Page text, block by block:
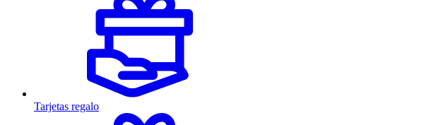
Tarjetas regalo